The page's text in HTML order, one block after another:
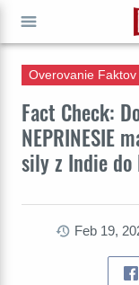
Fact Check:
NEPRINESIE
sily z Indie do
Overovanie Faktov
Feb 19,
ÍSŤ